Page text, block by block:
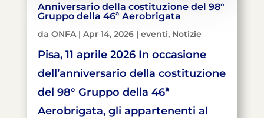
Anniversario della costituzione del 98°
Gruppo della 46ª Aerobrigata
da ONFA| Apr 14, 2026| eventi, Notizie
Pisa, 11 aprile 2026 In occasione
dell’anniversario della costituzione
del 98° Gruppo della 46ª
Aerobrigata, gli appartenenti al